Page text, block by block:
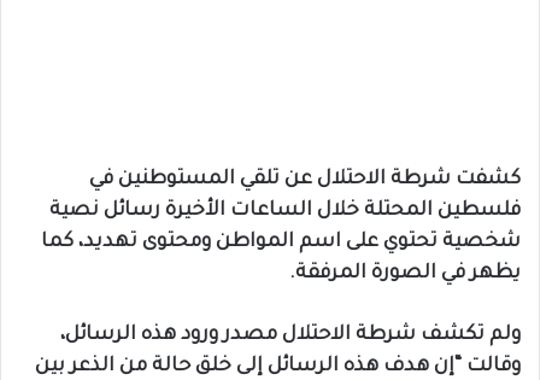
كشفت شرطة الاحتلال عن تلقي المستوطنين في
فلسطين المحتلة خلال الساعات الأخيرة رسائل نصية
شخصية تحتوي على اسم المواطن ومحتوى تهديد، كما
يظهر في الصورة المرفقة.
ولم تكشف شرطة الاحتلال مصدر ورود هذه الرسائل،
وقالت “إن هدف هذه الرسائل إلى خلق حالة من الذعر بين